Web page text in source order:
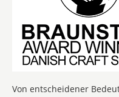
Von entscheidener